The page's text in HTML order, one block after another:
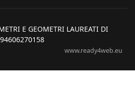
E GEOMETRI LAUREATI DI
www.ready4web.eu